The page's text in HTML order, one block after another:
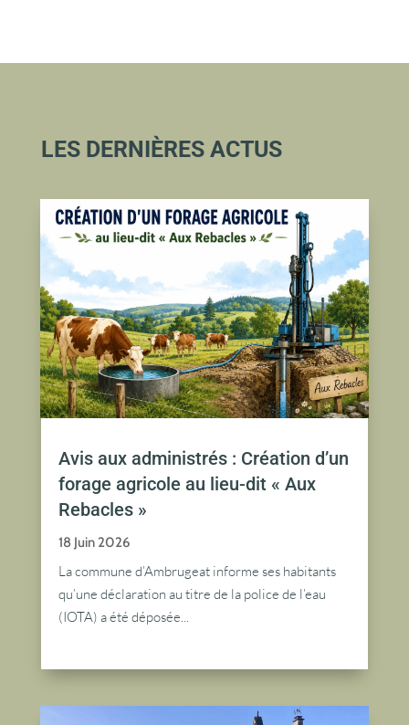
LES DERNIÈRES ACTUS
Avis aux administrés : Création d’un
forage agricole au lieu-dit « Aux
Rebacles »
18 Juin 2026
La commune d’Ambrugeat informe ses habitants
qu’une déclaration au titre de la police de l’eau
(IOTA) a été déposée...